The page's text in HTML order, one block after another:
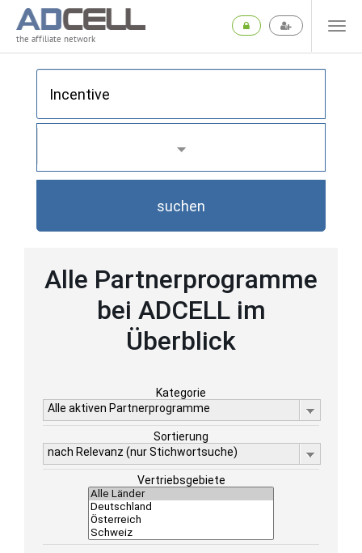
the affiliate network
suchen
Alle Partnerprogramme
bei ADCELL im
Überblick
Kategorie
Alle aktiven Partnerprogramme
Sortierung
nach Relevanz (nur Stichwortsuche)
Vertriebsgebiete